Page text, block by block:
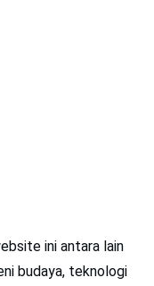
ini antara lain
budaya, teknologi